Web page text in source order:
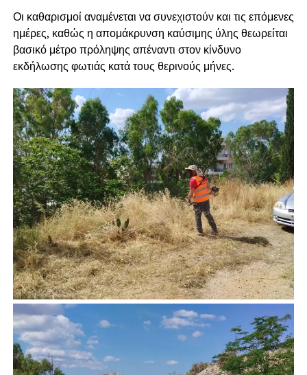
Οι καθαρισμοί αναμένεται να συνεχιστούν και τις επόμενες
ημέρες, καθώς η απομάκρυνση καύσιμης ύλης θεωρείται
βασικό μέτρο πρόληψης απέναντι στον κίνδυνο
εκδήλωσης φωτιάς κατά τους θερινούς μήνες.